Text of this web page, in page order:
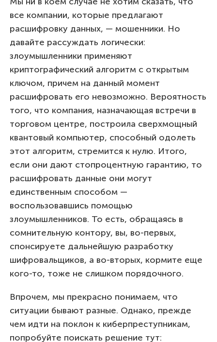
все компании, которые предлагают
расшифровку данных, — мошенники. Но
давайте рассуждать логически:
злоумышленники применяют
криптографический алгоритм с открытым
ключом, причем на данный момент
расшифровать его невозможно. Вероятность
того, что компания, назначающая встречи в
торговом центре, построила сверхмощный
квантовый компьютер, способный одолеть
этот алгоритм, стремится к нулю. Итого,
если они дают стопроцентную гарантию, то
расшифровать данные они могут
единственным способом —
воспользовавшись помощью
злоумышленников. То есть, обращаясь в
сомнительную контору, вы, во-первых,
спонсируете дальнейшую разработку
шифровальщиков, а во-вторых, кормите еще
кого-то, тоже не слишком порядочного.
Впрочем, мы прекрасно понимаем, что
ситуации бывают разные. Однако, прежде
чем идти на поклон к киберпреступникам,
попробуйте поискать решение тут: